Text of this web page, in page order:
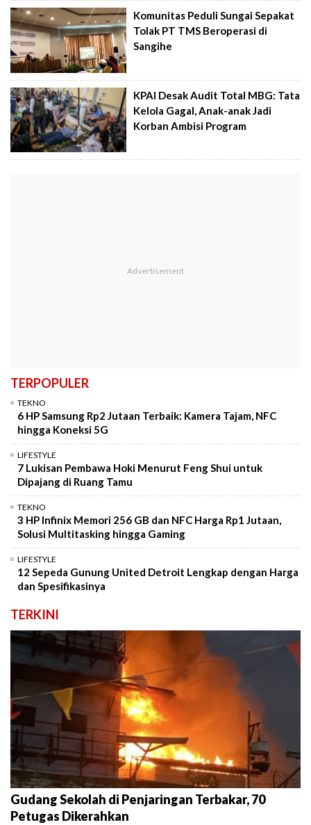
Komunitas Peduli Sungai Sepakat
Tolak PT TMS Beroperasi di
Sangihe
KPAI Desak Audit Total MBG: Tata
Kelola Gagal, Anak-anak Jadi
Korban Ambisi Program
TERPOPULER
TEKNO
6 HP Samsung Rp2 Jutaan Terbaik: Kamera Tajam, NFC
hingga Koneksi 5G
LIFESTYLE
7 Lukisan Pembawa Hoki Menurut Feng Shui untuk
Dipajang di Ruang Tamu
TEKNO
3 HP Infinix Memori 256 GB dan NFC Harga Rp1 Jutaan,
Solusi Multitasking hingga Gaming
LIFESTYLE
12 Sepeda Gunung United Detroit Lengkap dengan Harga
dan Spesifikasinya
TERKINI
Gudang Sekolah di Penjaringan Terbakar, 70
Petugas Dikerahkan